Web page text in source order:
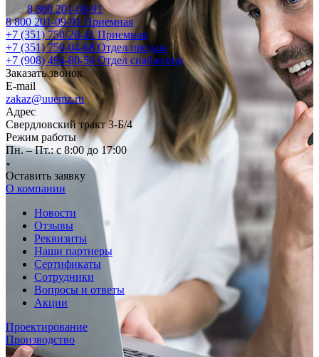
8 800 201-09-91
8 800 201-09-91 Приемная
+7 (351) 750-20-41Приемная
+7 (351) 750-04-68 Отдел продаж
+7 (908) 494-80-50 Отдел снабжения
Заказать звонок
E-mail
zakaz@uuemz.ru
Адрес
Свердловский тракт 3-Б/4
Режим работы
Пн. – Пт.: с 8:00 до 17:00
Оставить заявку
О компании
Новости
Отзывы
Реквизиты
Наши партнеры
Сертификаты
Сотрудники
Вопросы и ответы
Акции
Проектирование
Производство